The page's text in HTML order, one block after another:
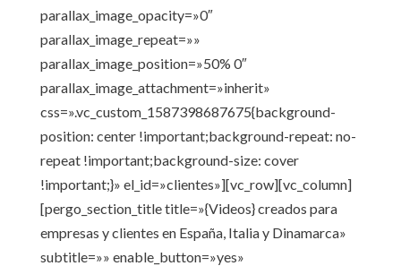
parallax_image_opacity=»0″
parallax_image_repeat=»»
parallax_image_position=»50% 0″
parallax_image_attachment=»inherit»
css=».vc_custom_1587398687675{background-
position: center !important;background-repeat: no-
repeat !important;background-size: cover
!important;}» el_id=»clientes»][vc_row][vc_column]
[pergo_section_title title=»{Videos} creados para
empresas y clientes en España, Italia y Dinamarca»
subtitle=»» enable_button=»yes»